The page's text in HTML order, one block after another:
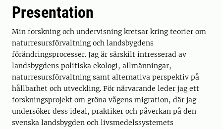
Presentation
Min forskning och undervisning kretsar kring teorier om
naturresursförvaltning och landsbygdens
förändringsprocesser. Jag är särskilt intresserad av
landsbygdens politiska ekologi, allmänningar,
naturresursförvaltning samt alternativa perspektiv på
hållbarhet och utveckling. För närvarande leder jag ett
forskningsprojekt om gröna vågens migration, där jag
undersöker dess ideal, praktiker och påverkan på den
svenska landsbygden och livsmedelssystemets